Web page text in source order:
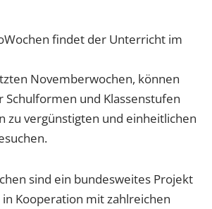
findet der Unterricht im
Novemberwochen, können
Schulformen und Klassenstufen
zu vergünstigten und einheitlichen
sind ein bundesweites Projekt
in Kooperation mit zahlreichen